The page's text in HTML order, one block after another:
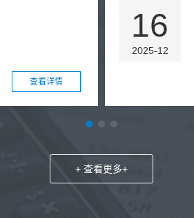
查看详情
16
2025-12
+ 查看更多+